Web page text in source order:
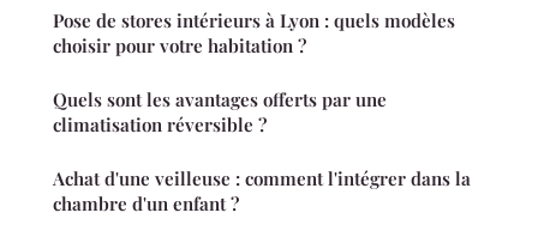
Pose de stores intérieurs à Lyon : quels modèles
choisir pour votre habitation ?
Quels sont les avantages offerts par une
climatisation réversible ?
Achat d'une veilleuse : comment l'intégrer dans la
chambre d'un enfant ?